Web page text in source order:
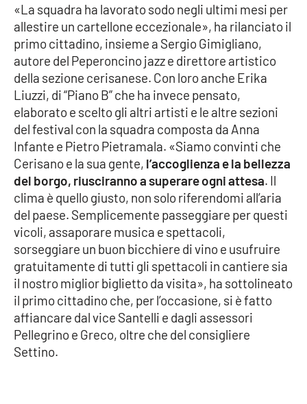
Imprese Di Calabria
Le perfidie di Antonella Grippo
Venti di comunicazione
STREAMING
LaC TV
LaC Network
LaC OnAir
EDIZIONI
LOCALI
Catanzaro
«La squadra ha lavorato sodo negli ultimi mesi per
allestire un cartellone eccezionale», ha rilanciato il
primo cittadino, insieme a Sergio Gimigliano,
autore del Peperoncino jazz e direttore artistico
della sezione cerisanese. Con loro anche Erika
Liuzzi, di “Piano B” che ha invece pensato,
elaborato e scelto gli altri artisti e le altre sezioni
del festival con la squadra composta da Anna
Infante e Pietro Pietramala. «Siamo convinti che
Cerisano e la sua gente, l’accoglienza e la bellezza
del borgo, riusciranno a superare ogni attesa. Il
clima è quello giusto, non solo riferendomi all’aria
del paese. Semplicemente passeggiare per questi
vicoli, assaporare musica e spettacoli,
sorseggiare un buon bicchiere di vino e usufruire
gratuitamente di tutti gli spettacoli in cantiere sia
il nostro miglior biglietto da visita», ha sottolineato
il primo cittadino che, per l’occasione, si è fatto
affiancare dal vice Santelli e dagli assessori
Pellegrino e Greco, oltre che del consigliere
Settino.